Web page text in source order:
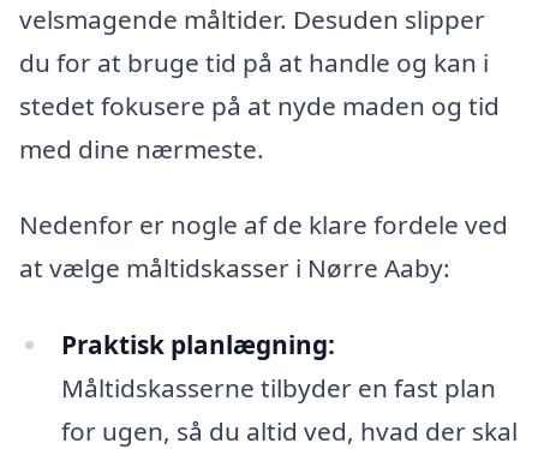
velsmagende måltider. Desuden slipper
du for at bruge tid på at handle og kan i
stedet fokusere på at nyde maden og tid
med dine nærmeste.
Nedenfor er nogle af de klare fordele ved
at vælge måltidskasser i Nørre Aaby:
Praktisk planlægning:
Måltidskasserne tilbyder en fast plan
for ugen, så du altid ved, hvad der skal